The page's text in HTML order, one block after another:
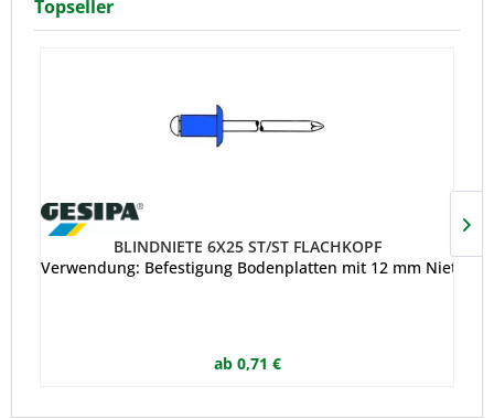
Topseller
BLINDNIETE 6X25 ST/ST FLACHKOPF
Verwendung: Befestigung Bodenplatten mit 12 mm
ab 0,71 €